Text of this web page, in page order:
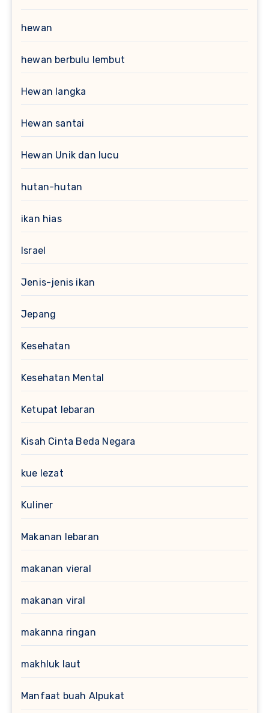
hewan
hewan berbulu lembut
Hewan langka
Hewan santai
Hewan Unik dan lucu
hutan-hutan
ikan hias
Israel
Jenis-jenis ikan
Jepang
Kesehatan
Kesehatan Mental
Ketupat lebaran
Kisah Cinta Beda Negara
kue lezat
Kuliner
Makanan lebaran
makanan vieral
makanan viral
makanna ringan
makhluk laut
Manfaat buah Alpukat